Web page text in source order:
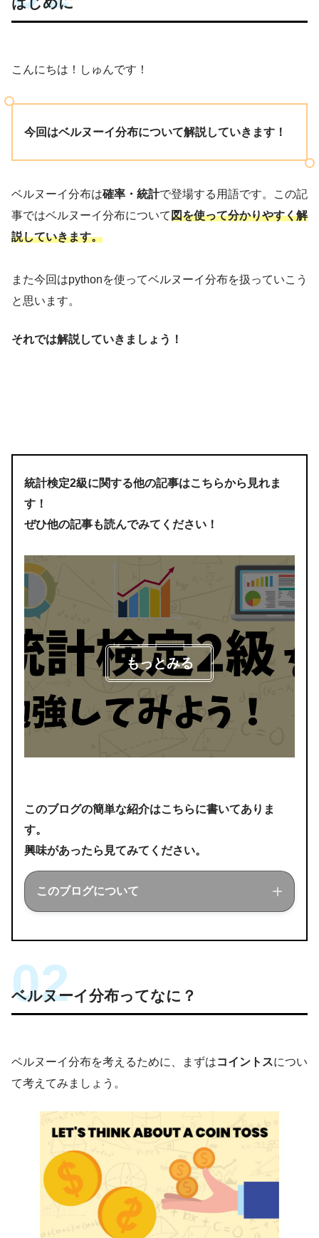
こんにちは！しゅんです！
今回はベルヌーイ分布について解説していきます！
ベルヌーイ分布は確率・統計で登場する用語です。この記
事ではベルヌーイ分布について図を使って分かりやすく解
説していきます。
また今回はpythonを使ってベルヌーイ分布を扱っていこう
と思います。
それでは解説していきましょう！
統計検定2級に関する他の記事はこちらから見れま
す！
ぜひ他の記事も読んでみてください！
もっとみる
このブログの簡単な紹介はこちらに書いてありま
す。
興味があったら見てみてください。
このブログについて
役理系大学生が、経営工学に関することを
色々話していきます！
ベルヌーイ分布ってなに？
ベルヌーイ分布を考えるために、まずはコイントスについ
て考えてみましょう。